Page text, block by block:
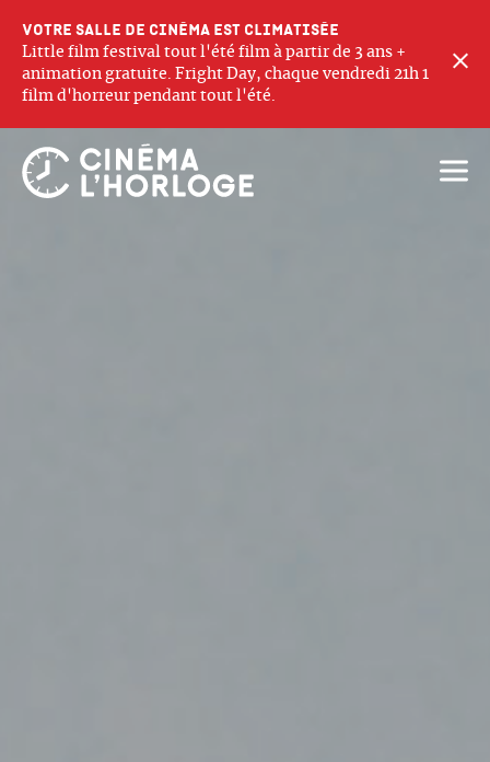
Votre salle de cinéma est climatisée
Little film festival tout l'été film à partir de 3 ans +
animation gratuite. Fright Day, chaque vendredi 21h 1
film d'horreur pendant tout l'été.